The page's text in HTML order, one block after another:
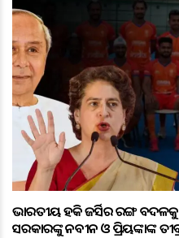
ଭାରତୀୟ ହକି ଜର୍ସିର ରଙ୍ଗ
ସରକାରଙ୍କୁ ନବୀନ ଓ ପ୍ରିୟଙ୍କାଙ୍କ